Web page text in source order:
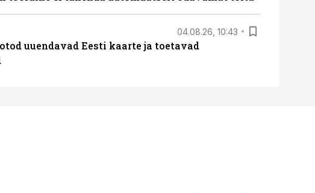
04.08.26, 10:43
uuendavad Eesti kaarte ja toetavad